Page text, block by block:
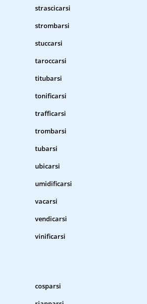
strascicarsi
strombarsi
stuccarsi
taroccarsi
titubarsi
tonificarsi
trafficarsi
trombarsi
tubarsi
ubicarsi
umidificarsi
vacarsi
vendicarsi
vinificarsi
cosparsi